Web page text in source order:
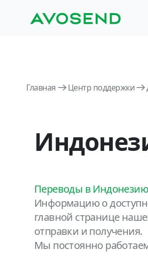
Главная Центр поддержки
Переводы в Индонезию
Информацию о
главной странице
отправки и получения.
Мы постоянно